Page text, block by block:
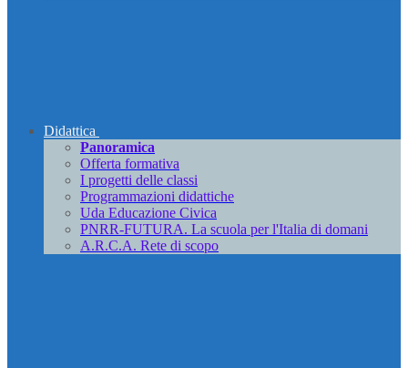
Didattica
Panoramica
Offerta formativa
I progetti delle classi
Programmazioni didattiche
Uda Educazione Civica
PNRR-FUTURA. La scuola per l'Italia di domani
A.R.C.A. Rete di scopo